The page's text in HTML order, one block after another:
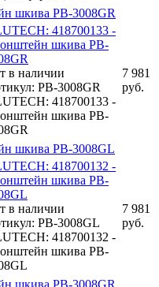
шкива PB-3008GR
418700133 -
шкива PB-
в наличии
PB-3008GR
418700133 -
шкива PB-
7 981
руб.
шкива PB-3008GL
418700132 -
шкива PB-
в наличии
PB-3008GL
418700132 -
шкива PB-
7 981
руб.
шкива PB-3008GR